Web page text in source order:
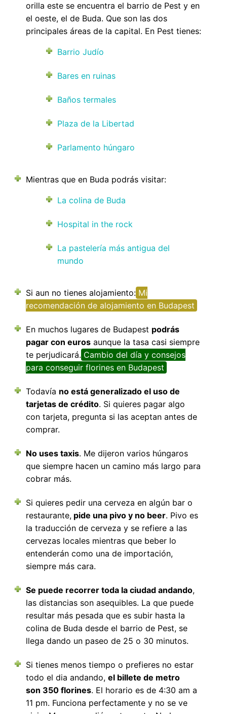
orilla este se encuentra el barrio de Pest y en
el oeste, el de Buda. Que son las dos
principales áreas de la capital. En Pest tienes:
Barrio Judío
Bares en ruinas
Baños termales
Plaza de la Libertad
Parlamento húngaro
Mientras que en Buda podrás visitar:
La colina de Buda
Hospital in the rock
La pastelería más antigua del
mundo
Si aun no tienes alojamiento: Mi
recomendación de alojamiento en Budapest
En muchos lugares de Budapest podrás
pagar con eurosaunque la tasa casi siempre
te perjudicará. Cambio del día y consejos
para conseguir florines en Budapest
Todavía no está generalizado el uso de
tarjetas de crédito. Si quieres pagar algo
con tarjeta, pregunta si las aceptan antes de
comprar.
No uses taxis. Me dijeron varios húngaros
que siempre hacen un camino más largo para
cobrar más.
Si quieres pedir una cerveza en algún bar o
restaurante,pide una pivo y no beer. Pivo es
la traducción de cerveza y se refiere a las
cervezas locales mientras que beber lo
entenderán como una de importación,
siempre más cara.
Se puede recorrer toda la ciudad andando,
las distancias son asequibles. La que puede
resultar más pesada que es subir hasta la
colina de Buda desde el barrio de Pest, se
llega dando un paseo de 25 o 30 minutos.
Si tienes menos tiempo o prefieres no estar
todo el dia andando, el billete de metro
son 350 florines. El horario es de 4:30 am a
11 pm. Funciona perfectamente y no se ve